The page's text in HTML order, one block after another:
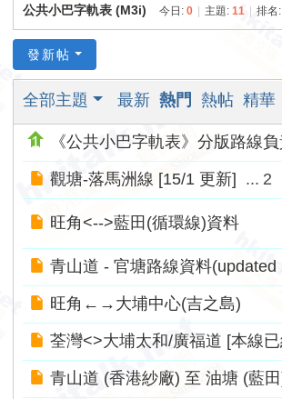
ita
ne
港
網
公共小巴字軌表 (M3i) 今日:0 主題:11 排
發新帖
全部主題 最新 熱門 熱帖 精華
《公共小巴字軌表》分版路線
觀塘-落馬洲線 [15/1 更新] ... 2
旺角<-->藍田(循環線)資料
青山道 - 官塘路線資料(updated
旺角←→大埔中心(吉之島)
荃灣<>大埔太和/廣福道 [本線
青山道 (香港紗廠) 至 油塘 (藍